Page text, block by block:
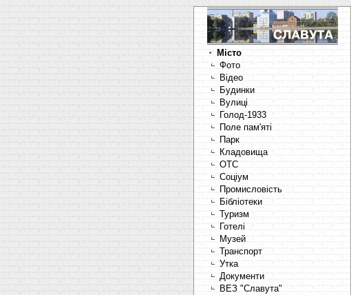
Місто
Фото
Відео
Будинки
Вулиці
Голод-1933
Поле пам'яті
Парк
Кладовища
OTC
Соціум
Промисловість
Бібліотеки
Туризм
Готелі
Музей
Транспорт
Утка
Документи
ВЕЗ "Славута"